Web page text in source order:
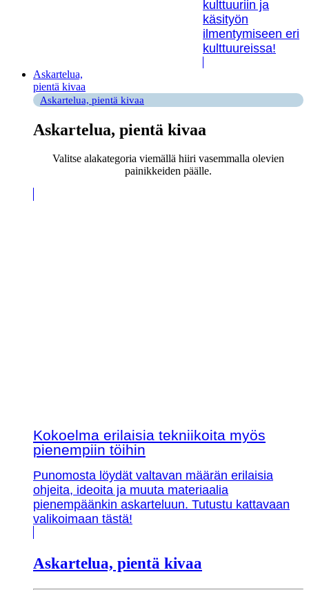
kulttuuriin ja
käsityön
ilmentymiseen eri
kulttuureissa!
Askartelua,
pientä kivaa
Askartelua, pientä kivaa
Askartelua, pientä kivaa
Valitse alakategoria viemällä hiiri vasemmalla olevien
painikkeiden päälle.
Kokoelma erilaisia tekniikoita myös
pienempiin töihin
Punomosta löydät valtavan määrän erilaisia
ohjeita, ideoita ja muuta materiaalia
pienempäänkin askarteluun. Tutustu kattavaan
valikoimaan tästä!
Askartelua, pientä kivaa